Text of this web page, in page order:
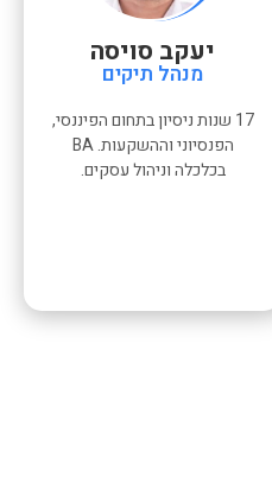
יעקב סויסה
מנהל תיקים
17 שנות ניסיון בתחום הפיננסי,
הפנסיוני וההשקעות. ‏BA
בכלכלה וניהול עסקים.